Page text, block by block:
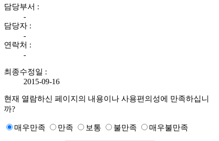
담당부서 :
-
담당자 :
-
연락처 :
-
최종수정일 :
2015-09-16
현재 열람하신 페이지의 내용이나 사용편의성에 만족하십니
까?
매우만족 만족 보통 불만족 매우불만족